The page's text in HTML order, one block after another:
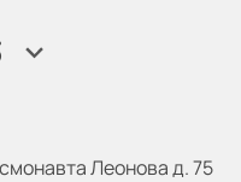
Леонова д. 75